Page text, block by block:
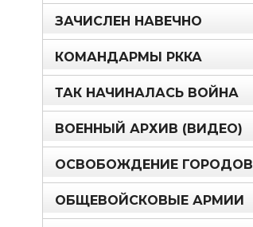
ЗАЧИСЛЕН НАВЕЧНО
КОМАНДАРМЫ РККА
ТАК НАЧИНАЛАСЬ ВОЙНА
ВОЕННЫЙ АРХИВ (ВИДЕО)
ОСВОБОЖДЕНИЕ ГОРОДОВ
ОБЩЕВОЙСКОВЫЕ АРМИИ